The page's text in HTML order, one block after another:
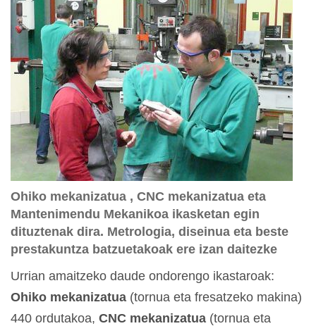
Ohiko mekanizatua , CNC mekanizatua eta
Mantenimendu Mekanikoa ikasketan egin
dituztenak dira. Metrologia, diseinua eta beste
prestakuntza batzuetakoak ere izan daitezke
Urrian amaitzeko daude ondorengo ikastaroak:
Ohiko mekanizatua (tornua eta fresatzeko makina)
440 ordutakoa, CNC mekanizatua (tornua eta